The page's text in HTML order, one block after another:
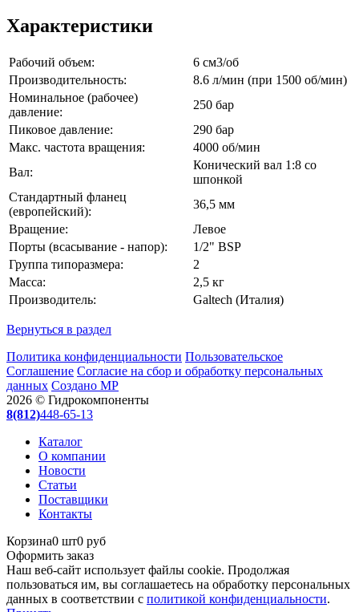
Характеристики
Рабочий объем:
6 см3/об
Производительность:
8.6 л/мин (при 1500 об/мин)
Номинальное (рабочее)
давление:
250 бар
Пиковое давление:
290 бар
Макс. частота вращения:
4000 об/мин
Вал:
Конический вал 1:8 со
шпонкой
Стандартный фланец
(европейский):
36,5 мм
Вращение:
Левое
Порты (всасывание - напор):
1/2" BSP
Группа типоразмера:
2
Масса:
2,5 кг
Производитель:
Galtech (Италия)
Вернуться в раздел
Политика конфиденциальности Пользовательское
Соглашение Согласие на сбор и обработку персональных
данных Создано МР
2026 © Гидрокомпоненты
8(812)448-65-13
Каталог
О компании
Новости
Статьи
Поставщики
Контакты
Корзина0 шт0 руб
Оформить заказ
Наш веб-сайт использует файлы cookie. Продолжая
пользоваться им, вы соглашаетесь на обработку персональных
данных в соответствии с политикой конфиденциальности.